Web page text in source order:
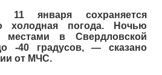
января сохраняется
холодная погода. Ночью
в Свердловской
-40 градусов, — сказано
от МЧС.